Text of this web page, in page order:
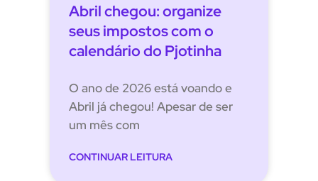
Abril chegou: organize
seus impostos com o
calendário do Pjotinha
O ano de 2026 está voando e
Abril já chegou! Apesar de ser
um mês com
CONTINUAR LEITURA